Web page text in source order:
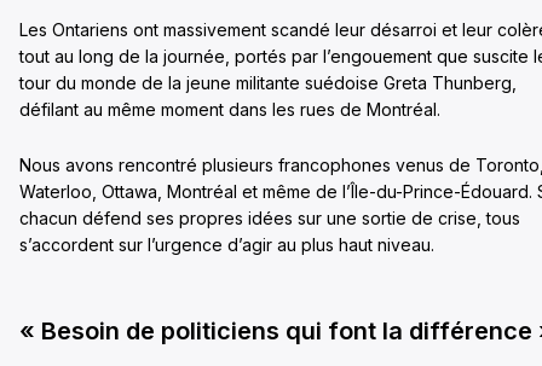
Les Ontariens ont massivement scandé leur désarroi et leur
tout au long de la journée, portés par l’engouement que suscite
tour du monde de la jeune militante suédoise Greta Thunberg,
défilant au même moment dans les rues de Montréal.
Nous avons rencontré plusieurs francophones venus de
Waterloo, Ottawa, Montréal et même de l’Île-du-Prince-Édouard.
chacun défend ses propres idées sur une sortie de crise, tous
s’accordent sur l’urgence d’agir au plus haut niveau.
« Besoin de politiciens qui font la différence